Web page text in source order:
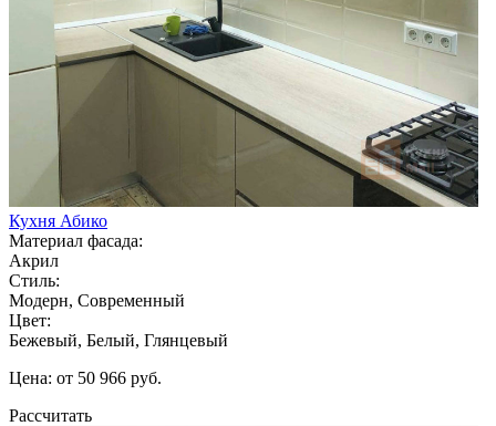
Кухня Абико
Материал фасада:
Акрил
Стиль:
Модерн, Современный
Цвет:
Бежевый, Белый, Глянцевый
Цена: от 50 966 руб.
Рассчитать